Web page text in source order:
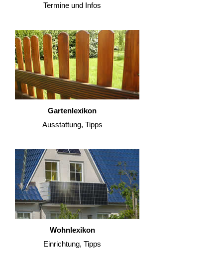
Termine und Infos
Gartenlexikon
Ausstattung, Tipps
Wohnlexikon
Einrichtung, Tipps